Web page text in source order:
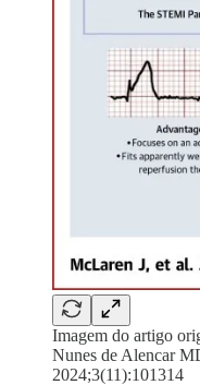
Imagem do artigo
Nunes de Alencar
2024;3(11):101314